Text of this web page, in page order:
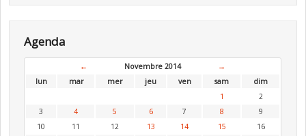
Agenda
← Novembre 2014
→
lun
mar mer jeu ven sam
dim
1
2
3
4 5 6 7 8
9
10
11 12 13 14 15
16